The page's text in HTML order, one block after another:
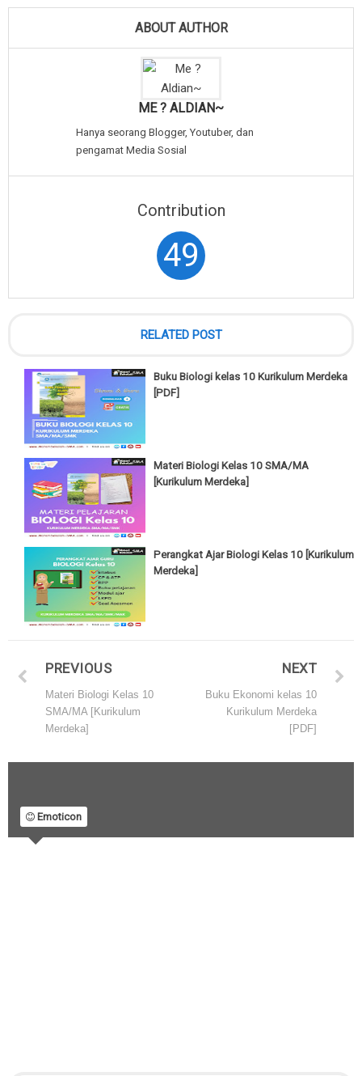
ABOUT AUTHOR
ME ? ALDIAN~
Hanya seorang Blogger, Youtuber, dan
pengamat Media Sosial
Contribution
49
RELATED POST
Buku Biologi kelas 10 Kurikulum Merdeka
[PDF]
Materi Biologi Kelas 10 SMA/MA
[Kurikulum Merdeka]
Perangkat Ajar Biologi Kelas 10 [Kurikulum
Merdeka]
NEXT
Buku Ekonomi kelas 10
Kurikulum Merdeka
[PDF]
PREVIOUS
Materi Biologi Kelas 10
SMA/MA [Kurikulum
Merdeka]
Emoticon